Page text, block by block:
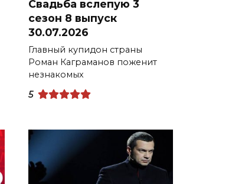
Свадьба вслепую 3
сезон 8 выпуск
30.07.2026
Главный купидон страны
Роман Каграманов поженит
незнакомых
5